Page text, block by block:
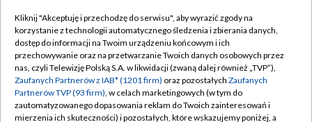
TVP
Abonament TVP
Emisja w TVP
Centrum informacji TVP
Regulamin TVP
Polityka prywatności
Moje zgody
Kliknij "Akceptuję i przechodzę do serwisu", aby wyrazić zgody na
korzystanie z technologii automatycznego śledzenia i zbierania danych,
dostęp do informacji na Twoim urządzeniu końcowym i ich
przechowywanie oraz na przetwarzanie Twoich danych osobowych przez
nas, czyli Telewizję Polską S.A. w likwidacji (zwaną dalej również „TVP”),
Zaufanych Partnerów z IAB* (1201 firm) oraz pozostałych Zaufanych
Partnerów TVP (93 firm), w celach marketingowych (w tym do
zautomatyzowanego dopasowania reklam do Twoich zainteresowań i
mierzenia ich skuteczności) i pozostałych, które wskazujemy poniżej, a